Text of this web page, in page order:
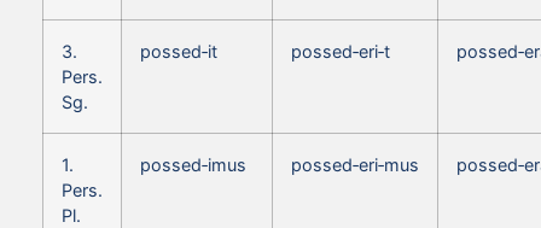
3.
Pers.
Sg.
possed‑it possed‑eri‑t
1.
Pers.
Pl.
possed‑imus possed‑eri‑mus